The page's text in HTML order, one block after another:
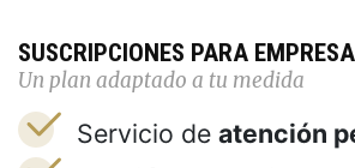
SUSCRIPCIONES PARA
Un plan adaptado a tu medida
Servicio de atención